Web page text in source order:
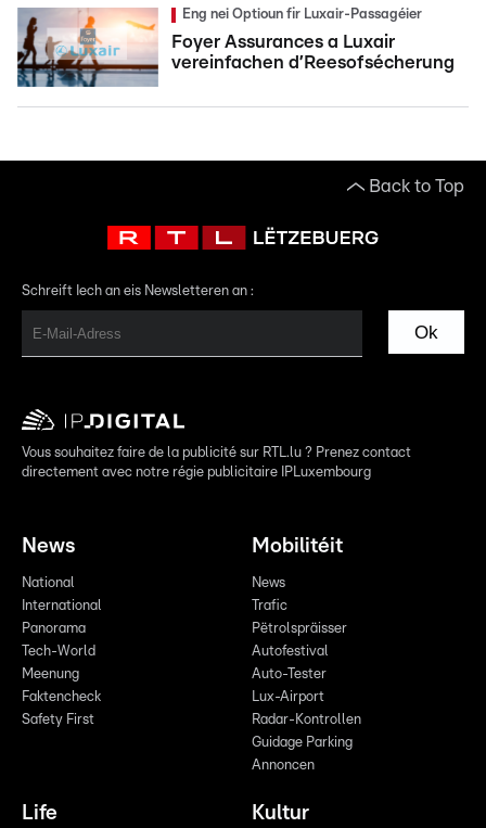
Eng nei Optioun fir Luxair-Passagéier
Foyer Assurances a Luxair
vereinfachen d’Reesofsécherung
Back to Top
Schreift Iech an eis Newsletteren an :
Ok
Vous souhaitez faire de la publicité sur RTL.lu ? Prenez contact
directement avec notre régie publicitaire IPLuxembourg
News
National
International
Panorama
Tech-World
Meenung
Faktencheck
Safety First
Mobilitéit
News
Trafic
Pëtrolspräisser
Autofestival
Auto-Tester
Lux-Airport
Radar-Kontrollen
Guidage Parking
Annoncen
Life Kultur